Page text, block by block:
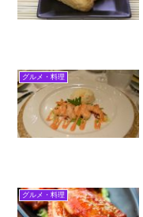
グルメ・料理
グルメ・料理